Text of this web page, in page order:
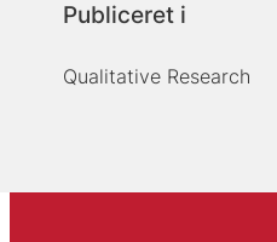
Publiceret i
Qualitative Research